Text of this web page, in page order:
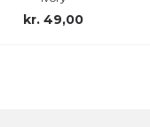
kr. 49,00